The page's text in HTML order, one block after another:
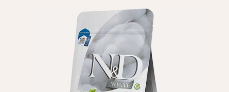
АКЦИИ
ДЛЯ КОТОВ
Оплата и доставка
Программа лояльности